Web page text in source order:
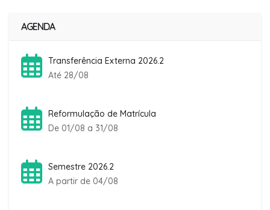
AGENDA
Transferência Externa 2026.2
Até 28/08
Reformulação de Matrícula
De 01/08 a 31/08
Semestre 2026.2
A partir de 04/08